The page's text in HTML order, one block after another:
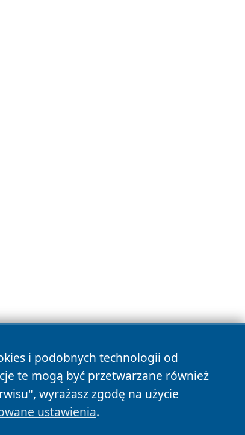
i podobnych technologii od
te mogą być przetwarzane również
wyrażasz zgodę na użycie
ustawienia.